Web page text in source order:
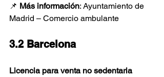
📌 Más información: Ayuntamiento de
Madrid – Comercio ambulante
3.2 Barcelona
Licencia para venta no sedentaria